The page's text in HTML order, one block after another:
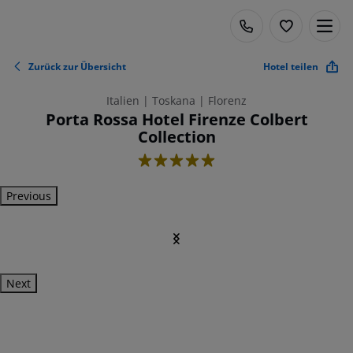
Zurück zur Übersicht Hotel teilen
Italien | Toskana | Florenz
Porta Rossa Hotel Firenze Colbert
Collection
5
Previous
Next